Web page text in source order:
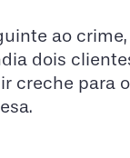
ao
dois
creche para